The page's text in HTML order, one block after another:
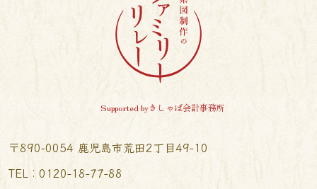
Supported byきしゃば会計事務所
〒890-0054 鹿児島市荒田2丁目49-10
TEL︰0120-18-77-88